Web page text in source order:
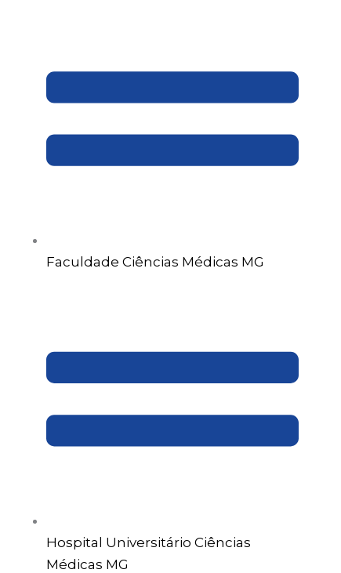
Faculdade Ciências Médicas MG
Hospital Universitário Ciências
Médicas MG